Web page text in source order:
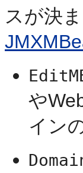
スが決
や
イン